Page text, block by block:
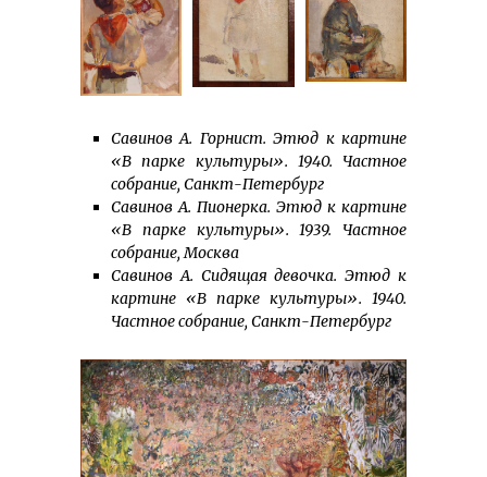
Савинов А. Горнист. Этюд к картине
«В парке культуры». 1940. Частное
собрание, Санкт-Петербург
Савинов А. Пионерка. Этюд к картине
«В парке культуры». 1939. Частное
собрание, Москва
Савинов А. Сидящая девочка. Этюд к
картине «В парке культуры». 1940.
Частное собрание, Санкт-Петербург